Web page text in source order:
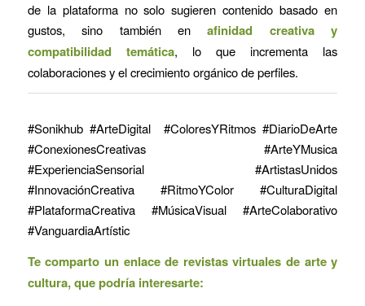
de la plataforma no solo sugieren contenido basado en
gustos, sino también enafinidad creativa y
compatibilidad temática, lo que incrementa las
colaboraciones y el crecimiento orgánico de perfiles.
#Sonikhub #ArteDigital #ColoresYRitmos #DiarioDeArte
#ConexionesCreativas #ArteYMusica
#ExperienciaSensorial #ArtistasUnidos
#InnovaciónCreativa #RitmoYColor #CulturaDigital
#PlataformaCreativa #MúsicaVisual #ArteColaborativo
#VanguardiaArtístic
Te comparto un enlace de revistas virtuales de arte y
cultura, que podría interesarte: